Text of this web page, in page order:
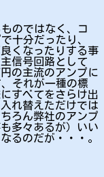
のではなく、コ
十分だったり、
くなったりする事
信号回路として
の主流のアンプに
それが一種の標
すべてをさらけ出
れ替えただけでは
ろん弊社のアンプ
多々あるが）いい
るのだが・・・。